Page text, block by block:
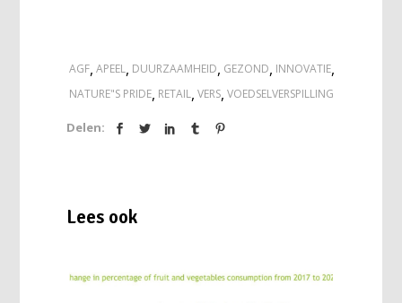
AGF, APEEL, DUURZAAMHEID, GEZOND, INNOVATIE,
NATURE"S PRIDE, RETAIL, VERS, VOEDSELVERSPILLING
Delen:
Lees ook